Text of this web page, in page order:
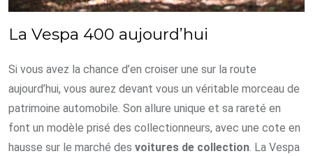
La Vespa 400 aujourd’hui
Si vous avez la chance d’en croiser une sur la route
aujourd’hui, vous aurez devant vous un véritable morceau de
patrimoine automobile. Son allure unique et sa rareté en
font un modèle prisé des collectionneurs, avec une cote en
hausse sur le marché des voitures de collection. La Vespa